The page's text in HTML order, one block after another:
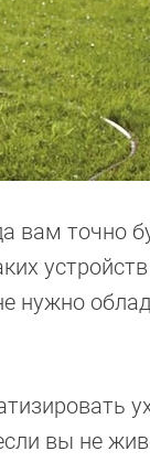
вам точно
нужно
вы не